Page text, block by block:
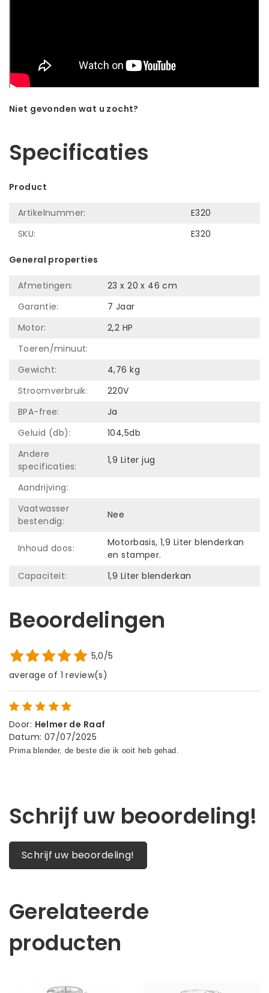
Niet gevonden wat u zocht?
Specificaties
Product
Artikelnummer:
E320
SKU:
E320
General properties
Afmetingen:
23 x 20 x 46 cm
Garantie:
7 Jaar
Motor:
2,2 HP
Toeren/minuut:
Gewicht:
4,76 kg
Stroomverbruik:
220V
BPA-free:
Ja
Geluid (db):
104,5db
Andere
specificaties:
1,9 Liter jug
Aandrijving:
Vaatwasser
bestendig:
Nee
Inhoud doos:
Motorbasis, 1,9 Liter blenderkan
en stamper.
Capaciteit:
1,9 Liter blenderkan
Beoordelingen
5,0/5
average of 1 review(s)
Door: Helmer de Raaf
Datum: 07/07/2025
Schrijf uw beoordeling!
Schrijf uw beoordeling!
Gerelateerde
producten